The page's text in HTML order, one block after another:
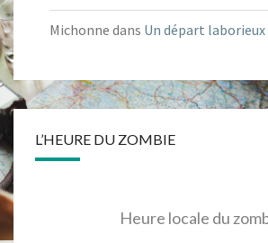
Michonne dans Un départ laborieux
L’HEURE DU ZOMBIE
Heure locale du